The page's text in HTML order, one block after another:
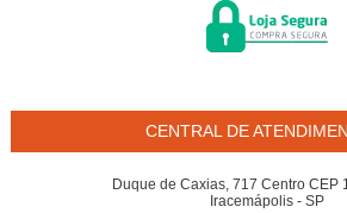
CENTRAL DE
Duque de Caxias, 717 Centro CEP
Iracemápolis - SP